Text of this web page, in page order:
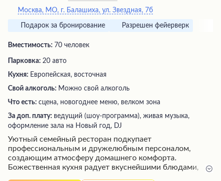
Москва, МО, г. Балашиха, ул. Звездная, 7б
Подарок за бронирование Разрешен фейерверк
Вместимость: 70 человек
Парковка: 20 авто
Кухня: Европейская, восточная
Свой алкоголь: Можно свой алкоголь
Что есть: сцена, новогоднее меню, велком зона
За доп. плату: ведущий (шоу-программа), живая музыка,
оформление зала на Новый год, DJ
Уютный семейный ресторан подкупает
профессиональным и дружелюбным персоналом,
создающим атмосферу домашнего комфорта.
Божественная кухня радует вкуснейшими блюдами,